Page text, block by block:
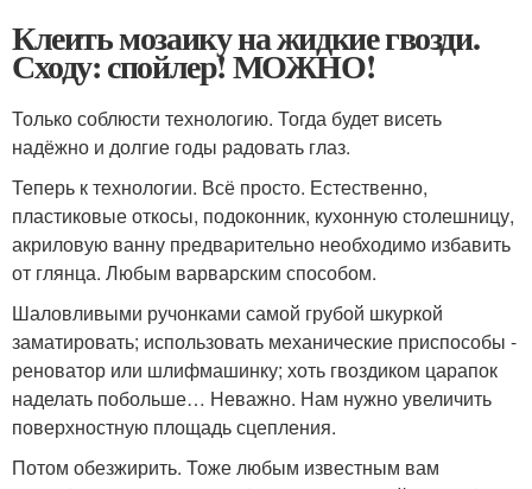
Клеить мозаику на жидкие гвозди.
Сходу: спойлер! МОЖНО!
Только соблюсти технологию. Тогда будет висеть
надёжно и долгие годы радовать глаз.
Теперь к технологии. Всё просто. Естественно,
пластиковые откосы, подоконник, кухонную столешницу,
акриловую ванну предварительно необходимо избавить
от глянца. Любым варварским способом.
Шаловливыми ручонками самой грубой шкуркой
заматировать; использовать механические приспособы -
реноватор или шлифмашинку; хоть гвоздиком царапок
наделать побольше… Неважно. Нам нужно увеличить
поверхностную площадь сцепления.
Потом обезжирить. Тоже любым известным вам